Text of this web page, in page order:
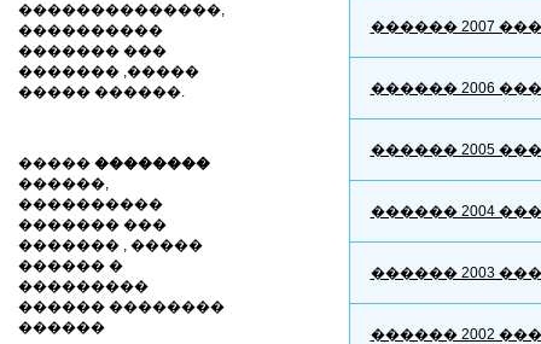
��������������,
����������
������� ���
������� ,�����
����� ������.
����� ��������
������,
����������
������� ���
������� , �����
������ �
���������
������ ��������
������
������ 2007
������ 2006
������ 2005
������ 2004
������ 2003
������ 2002